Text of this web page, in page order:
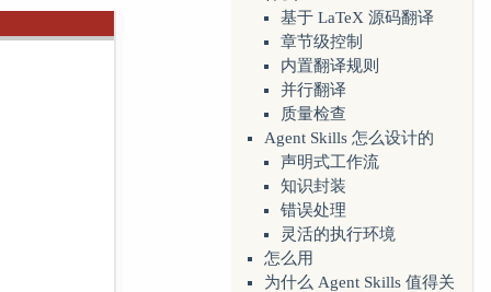
基于 LaTeX 源码翻译
章节级控制
内置翻译规则
并行翻译
质量检查
Agent Skills 怎么设计的
声明式工作流
知识封装
错误处理
灵活的执行环境
怎么用
为什么 Agent Skills 值得关